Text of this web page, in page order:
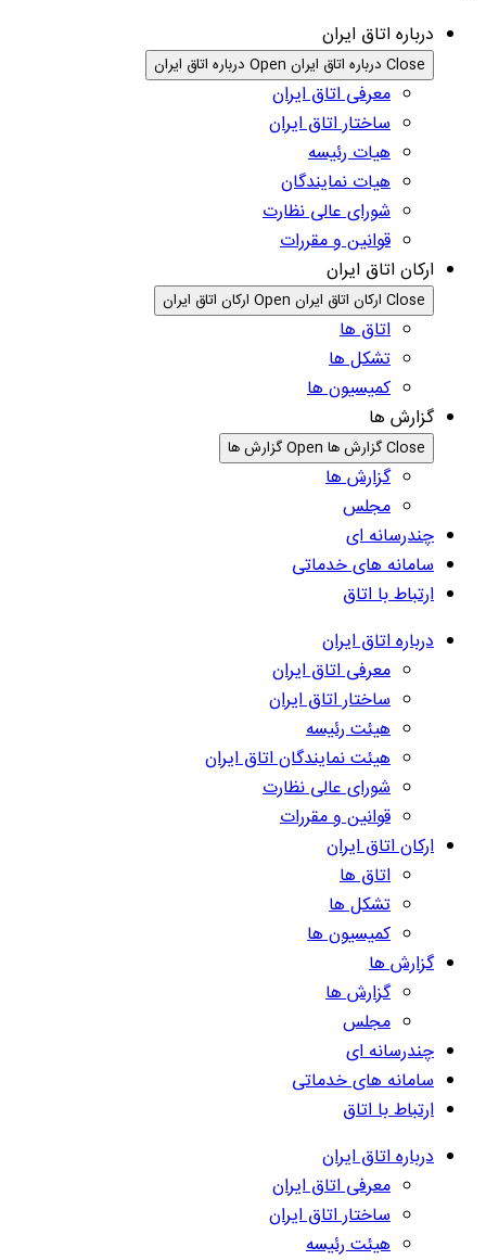
درباره اتاق ایران
Close درباره اتاق ایران Open درباره اتاق ایران
معرفی اتاق ایران
ساختار اتاق ایران
هیات رئیسه
هیات نمایندگان
شورای عالی نظارت
قوانین و مقررات
ارکان اتاق ایران
Close ارکان اتاق ایران Open ارکان اتاق ایران
اتاق ها
تشکل ها
کمیسیون ها
گزارش ها
Close گزارش ها Open گزارش ها
گزارش ها
مجلس
چندرسانه ای
سامانه های خدماتی
ارتباط با اتاق
درباره اتاق ایران
معرفی اتاق ایران
ساختار اتاق ایران
هیئت رئیسه
هیئت نمایندگان اتاق ایران
شورای عالی نظارت
قوانین و مقررات
ارکان اتاق ایران
اتاق ها
تشکل ها
کمیسیون ها
گزارش ها
گزارش ها
مجلس
چندرسانه ای
سامانه های خدماتی
ارتباط با اتاق
درباره اتاق ایران
معرفی اتاق ایران
ساختار اتاق ایران
هیئت رئیسه